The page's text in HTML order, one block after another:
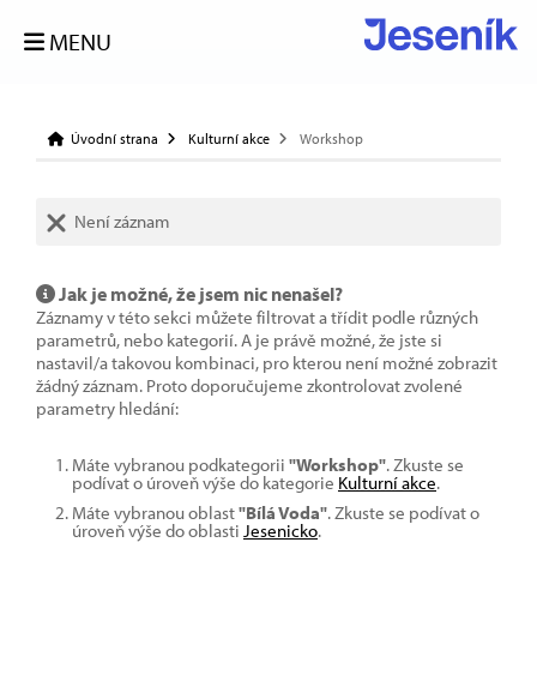
MENU
Úvodní strana Kulturní akce Workshop
Není záznam
Jak je možné, že jsem nic nenašel?
Záznamy v této sekci můžete filtrovat a třídit podle různých
parametrů, nebo kategorií. A je právě možné, že jste si
nastavil/a takovou kombinaci, pro kterou není možné zobrazit
žádný záznam. Proto doporučujeme zkontrolovat zvolené
parametry hledání:
Máte vybranou podkategorii "Workshop". Zkuste se
podívat o úroveň výše do kategorie Kulturní akce.
Máte vybranou oblast"Bílá Voda". Zkuste se podívat o
úroveň výše do oblasti Jesenicko.